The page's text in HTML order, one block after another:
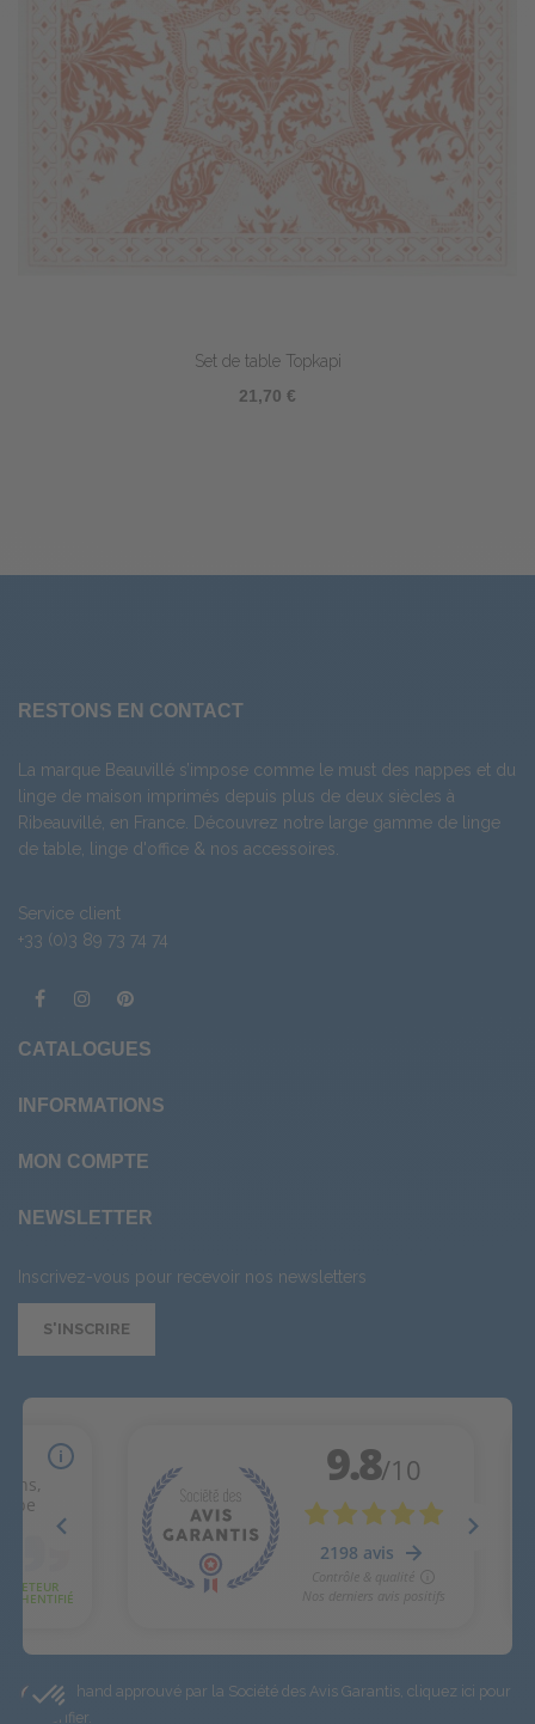
Set de table Topkapi
21,70 €
RESTONS EN CONTACT
La marque Beauvillé s’impose comme le must des nappes et du
linge de maison imprimés depuis plus de deux siècles à
Ribeauvillé, en France. Découvrez notre large gamme de linge
de table, linge d'office & nos accessoires.
Service client
+33 (0)3 89 73 74 74
CATALOGUES
INFORMATIONS
MON COMPTE
NEWSLETTER
Inscrivez-vous pour recevoir nos newsletters
S'INSCRIRE
Marchand approuvé par la Société des Avis Garantis, cliquez ici pour
vérifier.